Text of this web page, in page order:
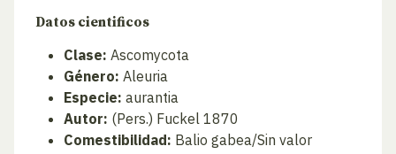
Datos cientificos
Clase: Ascomycota
Género: Aleuria
Especie: aurantia
Autor: (Pers.) Fuckel 1870
Comestibilidad: Balio gabea/Sin valor